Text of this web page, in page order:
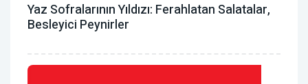
Yaz Sofralarının Yıldızı: Ferahlatan Salatalar,
Besleyici Peynirler